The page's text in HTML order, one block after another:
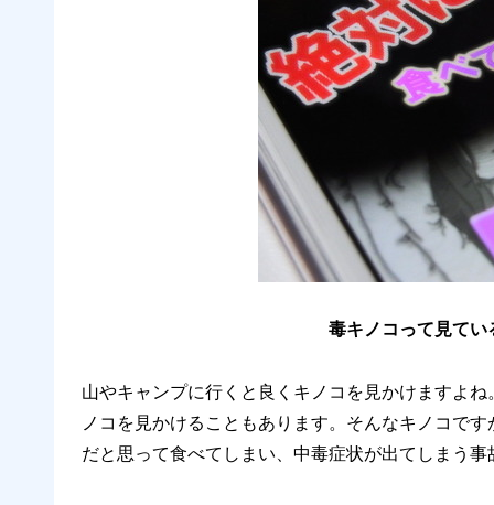
毒キノコって見てい
山やキャンプに行くと良くキノコを見かけますよ
ノコを見かけることもあります。そんなキノコで
だと思って食べてしまい、中毒症状が出てしまう